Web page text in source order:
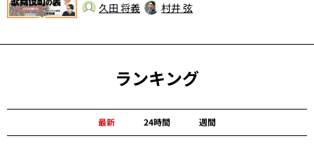
久田 将義 村井 弦
ランキング
最新 24時間 週間